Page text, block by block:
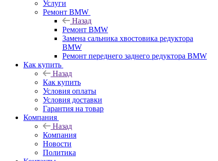
Услуги
Ремонт BMW
Назад
Ремонт BMW
Замена сальника хвостовика редуктора
BMW
Ремонт переднего заднего редуктора BMW
Как купить
Назад
Как купить
Условия оплаты
Условия доставки
Гарантия на товар
Компания
Назад
Компания
Новости
Политика